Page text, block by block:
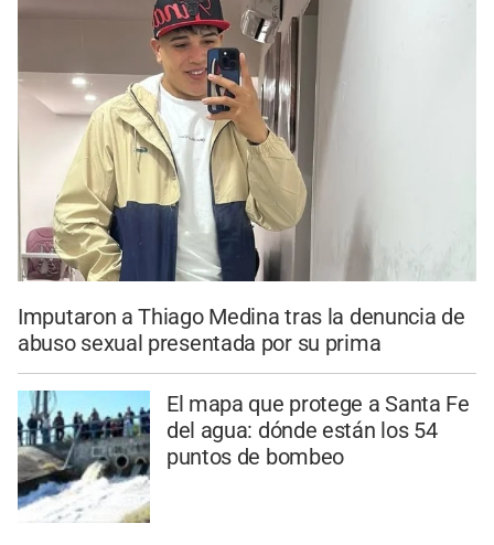
Imputaron a Thiago Medina tras la denuncia de
abuso sexual presentada por su prima
El mapa que protege a Santa Fe
del agua: dónde están los 54
puntos de bombeo